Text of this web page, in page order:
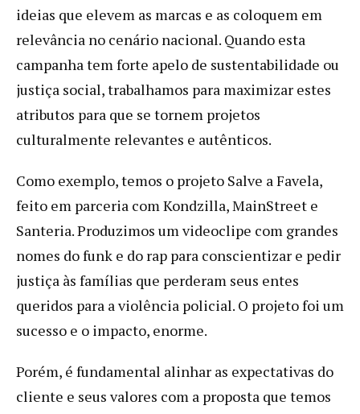
ideias que elevem as marcas e as coloquem em
relevância no cenário nacional. Quando esta
campanha tem forte apelo de sustentabilidade ou
justiça social, trabalhamos para maximizar estes
atributos para que se tornem projetos
culturalmente relevantes e autênticos.
Como exemplo, temos o projeto Salve a Favela,
feito em parceria com Kondzilla, MainStreet e
Santeria. Produzimos um videoclipe com grandes
nomes do funk e do rap para conscientizar e pedir
justiça às famílias que perderam seus entes
queridos para a violência policial. O projeto foi um
sucesso e o impacto, enorme.
Porém, é fundamental alinhar as expectativas do
cliente e seus valores com a proposta que temos